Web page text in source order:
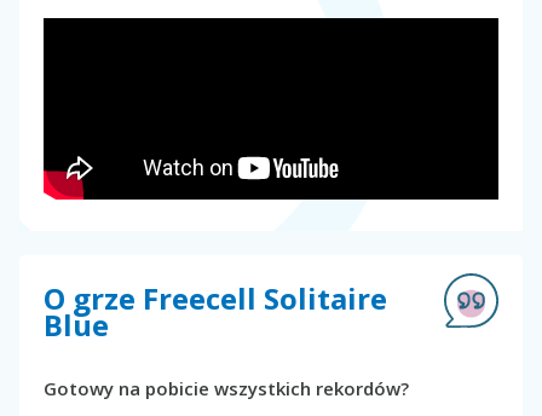
O grze Freecell Solitaire
Blue
Gotowy na pobicie wszystkich rekordów?